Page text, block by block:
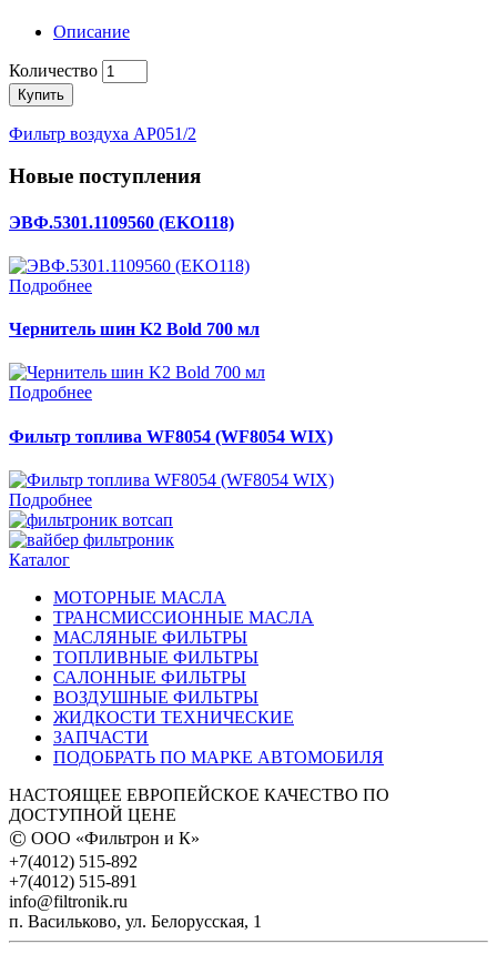
Описание
Количество
Купить
Фильтр воздуха AP051/2
Новые поступления
ЭВФ.5301.1109560 (EKO118)
Подробнее
Чернитель шин K2 Bold 700 мл
Подробнее
Фильтр топлива WF8054 (WF8054 WIX)
Подробнее
Каталог
МОТОРНЫЕ МАСЛА
ТРАНСМИССИОННЫЕ МАСЛА
МАСЛЯНЫЕ ФИЛЬТРЫ
ТОПЛИВНЫЕ ФИЛЬТРЫ
САЛОННЫЕ ФИЛЬТРЫ
ВОЗДУШНЫЕ ФИЛЬТРЫ
ЖИДКОСТИ ТЕХНИЧЕСКИЕ
ЗАПЧАСТИ
ПОДOБРАТЬ ПО МАРКЕ АВТОМОБИЛЯ
НАСТОЯЩЕЕ ЕВРОПЕЙСКОЕ КАЧЕСТВО ПО
ДОСТУПНОЙ ЦЕНЕ
© ООО «Фильтрон и К»
+7(4012) 515-892
+7(4012) 515-891
info@filtronik.ru
п. Васильково, ул. Белорусская, 1